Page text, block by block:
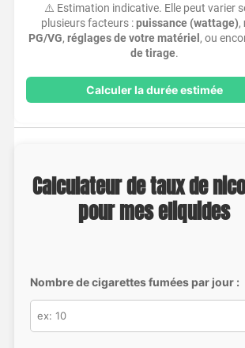
⚠️ Estimation indicative. Elle peut varier
plusieurs facteurs :puissance (wattage),
PG/VG,réglages de votre matériel , ou
de tirage.
Calculer la durée estimée
Calculateur de taux de
pour mes eliquides
Nombre de cigarettes fumées par jour :